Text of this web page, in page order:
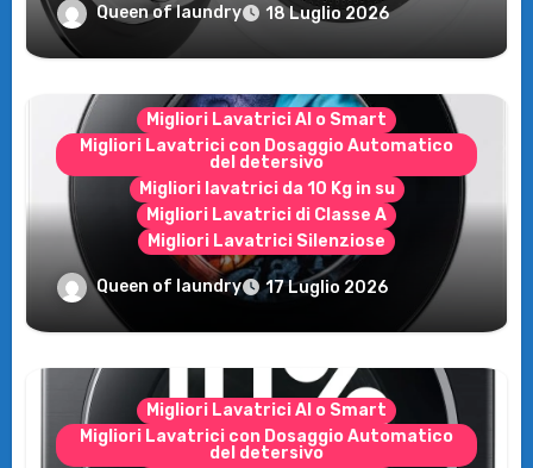
Queen of laundry 18 Luglio 2026
Migliori Lavatrici AI o Smart
Migliori Lavatrici con Dosaggio Automatico
del detersivo
Migliori lavatrici da 10 Kg in su
Migliori Lavatrici di Classe A
Migliori Lavatrici Silenziose
Recensione Samsung Bespoke AI
WW11DB7B94GE/U3: la lavatrice
intelligente che fa risparmiare
Queen of laundry 17 Luglio 2026
Migliori Lavatrici AI o Smart
Migliori Lavatrici con Dosaggio Automatico
del detersivo